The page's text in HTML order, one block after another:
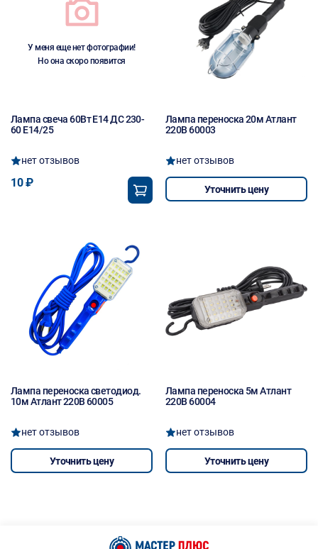
У меня еще нет фотографии!
Но она скоро появится
Лампа свеча 60Вт Е14 ДС 230-
60 Е14/25
нет отзывов
10 ₽
Лампа переноска 20м Атлант
220В 60003
нет отзывов
Уточнить цену
Лампа переноска светодиод.
10м Атлант 220В 60005
нет отзывов
Уточнить цену
Лампа переноска 5м Атлант
220В 60004
нет отзывов
Уточнить цену